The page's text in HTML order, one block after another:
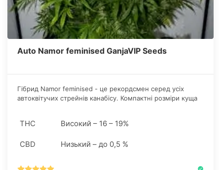
Auto Namor feminised GanjaVIP Seeds
Гібрид Namor feminised - це рекордсмен серед усіх
автоквітучих стрейнів канабісу. Компактні розміри куща
THC Високий – 16 – 19%
CBD Низький – до 0,5 %